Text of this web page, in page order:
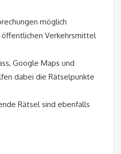
möglich
öffentlichen Verkehrsmittel
Google Maps und
dabei die Rätselpunkte
Rätsel sind ebenfalls